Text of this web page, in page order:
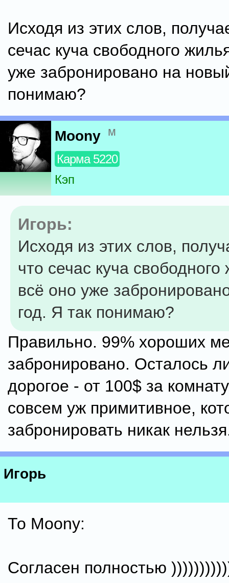
Исходя из этих слов,
сечас куча свободного
уже забронировано на
понимаю?
Moony м
Карма 5220
Кэп
Игорь:
Исходя из этих слов,
что сечас куча
всё оно уже
год. Я так понимаю?
Правильно. 99% хороших
забронировано. Осталось
дорогое - от 100$ за
совсем уж примитивное,
забронировать никак
Игорь
То Moony:
Согласен полностью